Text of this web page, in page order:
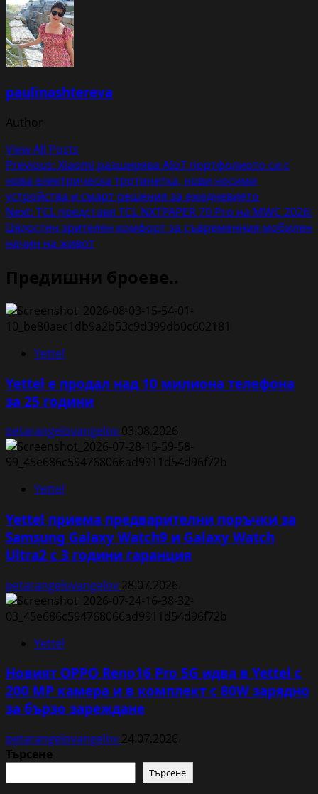
paulinashtereva
Author
View All Posts
Post
navigation
Previous: Xiaomi разширява AIoT портфолиото си с
нова електрическа тротинетка, нови носими
устройства и смарт решения за ежедневието
Next: TCL представя TCL NXTPAPER 70 Pro на MWC 2026:
Цялостен зрителен комфорт за съвременния мобилен
начин на живот
Предишни броеве..
Yettel
Yettel е продал над 10 милиона телефона
за 25 години
petarangelovangelov 03.08.2026
Yettel
Yettel приема предварителни поръчки за
Samsung Galaxy Watch9 и Galaxy Watch
Ultra2 с 3 години гаранция
petarangelovangelov 28.07.2026
Yettel
Новият OPPO Reno16 Pro 5G идва в Yettel с
200 MP камера и в комплект с 80W зарядно
за бързо зареждане
petarangelovangelov 24.07.2026
Търсене
Търсене